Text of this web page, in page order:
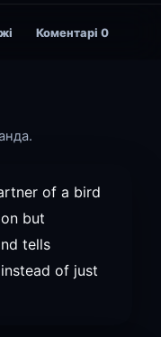
Коментарі 0
of a bird
but
tells
of just